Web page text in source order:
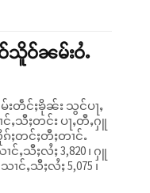
သိူဝ်ၼမ်းဝႆႉ
းတဵင်ႈၶိုၼ်း သွင်ပႃႇ
သီႈတင်း ပႃႇတီႇႁူ
သီႈလႆႈ 3,820 ၊ ႁူ
င်ႇသီႈလႆႈ 5,075 ၊